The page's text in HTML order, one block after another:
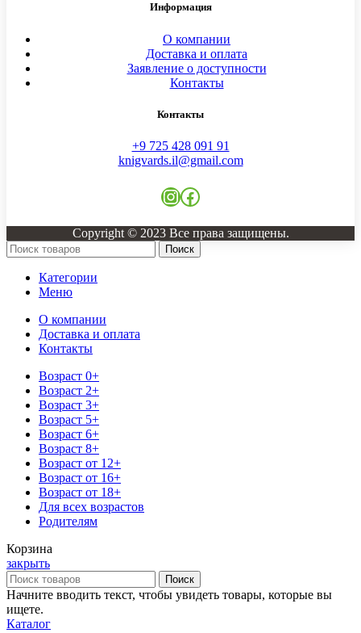
Информация
О компании
Доставка и оплата
Заявление о доступности
Контакты
Контакты
+9 725 428 091 91
knigvards.il@gmail.com
Instagram
Facebook
Copyright © 2023 Все права защищены.
Поиск
Категории
Меню
О компании
Доставка и оплата
Контакты
Возраст 0+
Возраст 2+
Возраст 3+
Возраст 5+
Возраст 6+
Возраст 8+
Возраст от 12+
Возраст от 16+
Возраст от 18+
Для всех возрастов
Родителям
Корзина
закрыть
Поиск
Начните вводить текст, чтобы увидеть товары, которые вы
ищете.
Каталог